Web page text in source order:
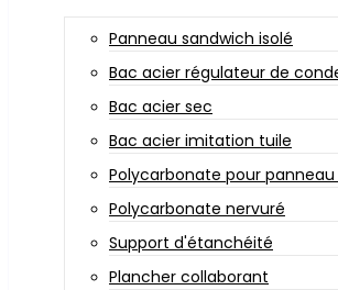
Panneau sandwich isolé
Bac acier régulateur de
Bac acier sec
Bac acier imitation tuile
Polycarbonate pour
Polycarbonate nervuré
Support d'étanchéité
Plancher collaborant